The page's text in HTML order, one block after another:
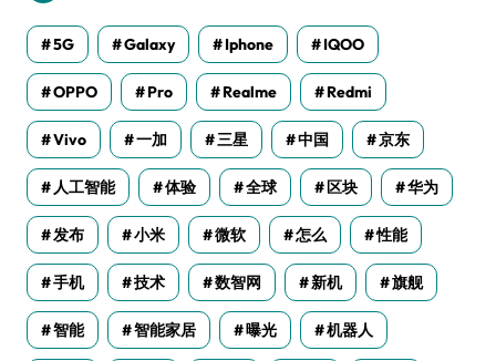
5G Galaxy Iphone IQOO
OPPO Pro Realme Redmi
Vivo 一加 三星 中国 京东
人工智能 体验 全球 区块 华为
发布 小米 微软 怎么 性能
手机 技术 数智网 新机 旗舰
智能 智能家居 曝光 机器人